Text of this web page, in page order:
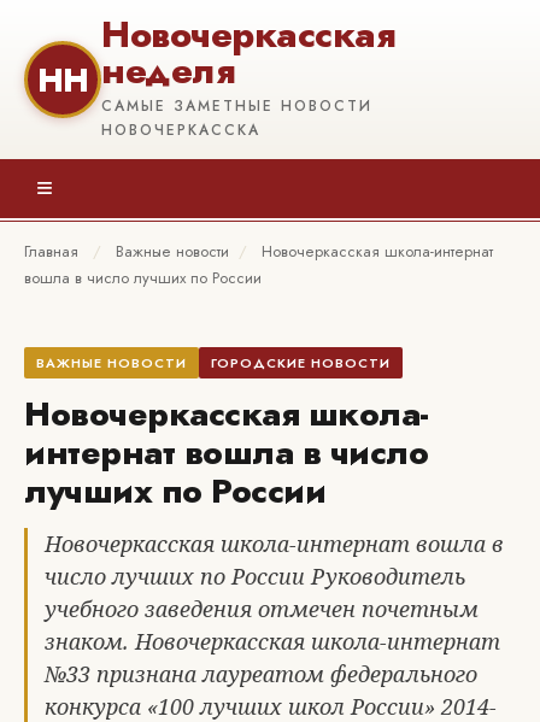
НН
Новочеркасская
неделя
САМЫЕ ЗАМЕТНЫЕ НОВОСТИ
НОВОЧЕРКАССКА
≡
Главная / Важные новости /
Новочеркасская школа-интернат
вошла в число лучших по России
ВАЖНЫЕ НОВОСТИ ГОРОДСКИЕ НОВОСТИ
Новочеркасская школа-
интернат вошла в число
лучших по России
Новочеркасская школа-интернат вошла в
число лучших по России Руководитель
учебного заведения отмечен почетным
знаком. Новочеркасская школа-интернат
№33 признана лауреатом федерального
конкурса «100 лучших школ России» 2014-